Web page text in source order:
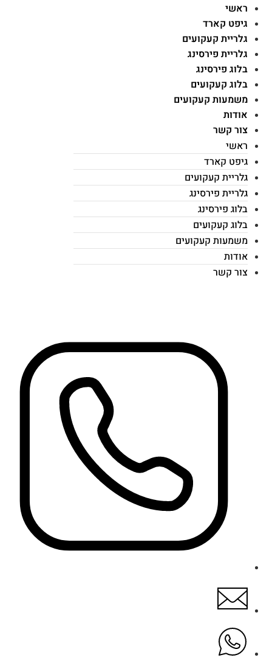
ראשי
גיפט קארד
גלריית קעקועים
גלריית פירסינג
בלוג פירסינג
בלוג קעקועים
משמעות קעקועים
אודות
צור קשר
ראשי
גיפט קארד
גלריית קעקועים
גלריית פירסינג
בלוג פירסינג
בלוג קעקועים
משמעות קעקועים
אודות
צור קשר